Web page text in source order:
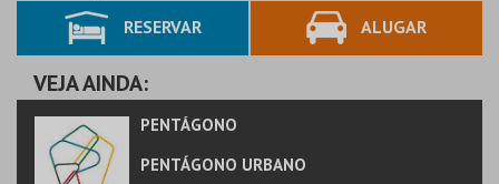
MAIS INFO
COMPRAR
RESERVAR ALUGAR
VEJA AINDA:
PENTÁGONO
PENTÁGONO URBANO